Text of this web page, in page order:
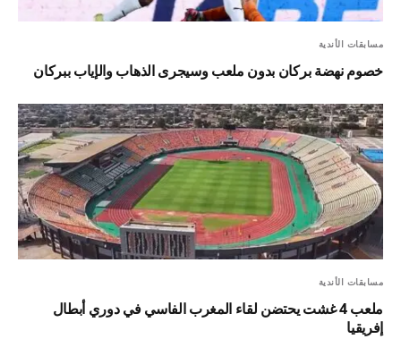
مسابقات الأندية
خصوم نهضة بركان بدون ملعب وسيجرى الذهاب والإياب ببركان
مسابقات الأندية
ملعب 4 غشت يحتضن لقاء المغرب الفاسي في دوري أبطال
إفريقيا